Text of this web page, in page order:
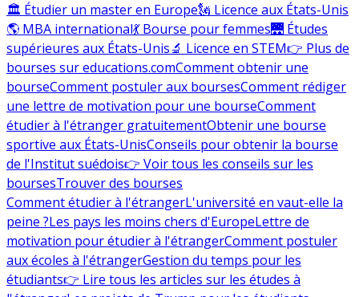
🏛 Étudier un master en Europe🗽 Licence aux États-Unis
🌎 MBA international💃 Bourse pour femmes🌉 Études
supérieures aux États-Unis🔬 Licence en STEM👉 Plus de
bourses sur educations.comComment obtenir une
bourseComment postuler aux boursesComment rédiger
une lettre de motivation pour une bourseComment
étudier à l'étranger gratuitementObtenir une bourse
sportive aux États-UnisConseils pour obtenir la bourse
de l'Institut suédois👉 Voir tous les conseils sur les
boursesTrouver des bourses
Comment étudier à l'étrangerL'université en vaut-elle la
peine ?Les pays les moins chers d'EuropeLettre de
motivation pour étudier à l'étrangerComment postuler
aux écoles à l'étrangerGestion du temps pour les
étudiants👉 Lire tous les articles sur les études à